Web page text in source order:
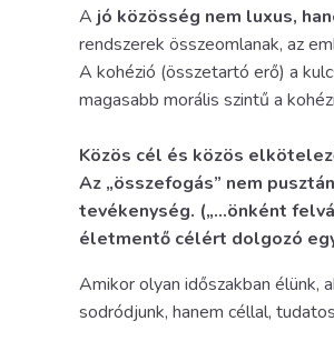
A jó közösség nem luxus,
rendszerek összeomlanak, az
A kohézió (összetartó erő) a
magasabb morális szintű a
Közös cél és közös
Az „összefogás” nem
tevékenység. („…önként
életmentő célért dolgozó
Amikor olyan időszakban élünk,
sodródjunk, hanem céllal,